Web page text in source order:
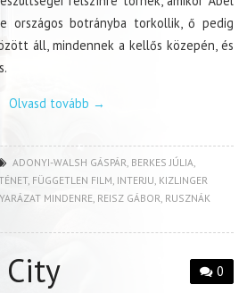
országos botrányba torkollik, ő pedig
áll, mindennek a kellős közepén, és
Olvasd tovább →
ADONYI-WALSH GÁSPÁR, BERKES JÚLIA,
, FÜGGETLEN FILM, INTERJU, KIZLINGER
MINDENRE, REISZ GÁBOR, RUSZNÁK
0